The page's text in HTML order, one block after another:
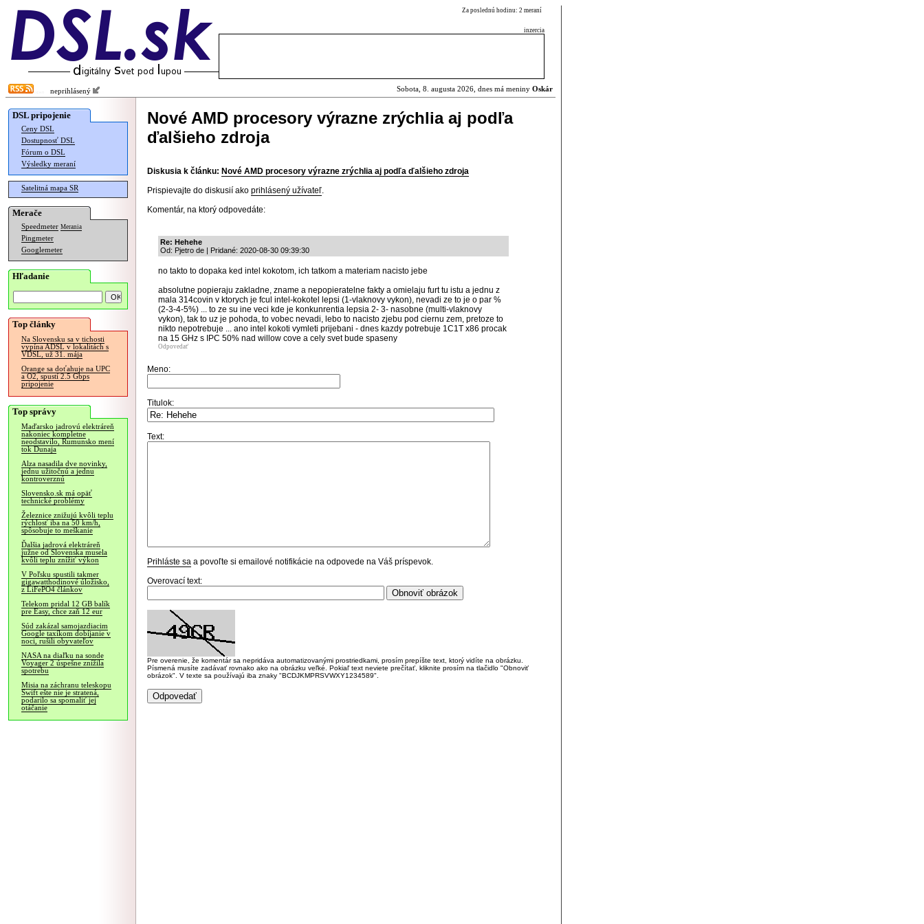
Za poslednú hodinu: 2 meraní
inzercia
neprihlásený Sobota, 8. augusta 2026, dnes má meniny Oskár
DSL pripojenie
Ceny DSL
Dostupnosť DSL
Fórum o DSL
Výsledky meraní
Satelitná mapa SR
Merače
Speedmeter Merania
Pingmeter
Googlemeter
Hľadanie
Top články
Na Slovensku sa v tichosti
vypína ADSL v lokalitách s
VDSL, už 31. mája
Orange sa doťahuje na UPC
a O2, spustí 2.5 Gbps
pripojenie
Top správy
Maďarsko jadrovú elektráreň
nakoniec kompletne
neodstavilo, Rumunsko mení
tok Dunaja
Alza nasadila dve novinky,
jednu užitočnú a jednu
kontroverznú
Slovensko.sk má opäť
technické problémy
Železnice znižujú kvôli teplu
rýchlosť iba na 50 km/h,
spôsobuje to meškanie
Ďalšia jadrová elektráreň
južne od Slovenska musela
kvôli teplu znížiť výkon
V Poľsku spustili takmer
gigawatthodinové úložisko,
z LiFePO4 článkov
Telekom pridal 12 GB balík
pre Easy, chce zaň 12 eur
Súd zakázal samojazdiacim
Google taxíkom dobíjanie v
noci, rušili obyvateľov
NASA na diaľku na sonde
Voyager 2 úspešne znížila
spotrebu
Misia na záchranu teleskopu
Swift ešte nie je stratená,
podarilo sa spomaliť jej
otáčanie
Nové AMD procesory výrazne zrýchlia aj podľa
ďalšieho zdroja
Diskusia k článku: Nové AMD procesory výrazne zrýchlia aj podľa ďalšieho zdroja
Prispievajte do diskusií ako prihlásený užívateľ.
Komentár, na ktorý odpovedáte:
Re: Hehehe
Od: Pjetro de | Pridané: 2020-08-30 09:39:30
no takto to dopaka ked intel kokotom, ich tatkom a materiam nacisto jebe
absolutne popieraju zakladne, zname a nepopieratelne fakty a omielaju furt tu istu a jednu z
mala 314covin v ktorych je fcul intel-kokotel lepsi (1-vlaknovy vykon), nevadi ze to je o par %
(2-3-4-5%) ... to ze su ine veci kde je konkunrentia lepsia 2- 3- nasobne (multi-vlaknovy
vykon), tak to uz je pohoda, to vobec nevadi, lebo to nacisto zjebu pod ciernu zem, pretoze to
nikto nepotrebuje ... ano intel kokoti vymleti prijebani - dnes kazdy potrebuje 1C1T x86 procak
na 15 GHz s IPC 50% nad willow cove a cely svet bude spaseny
Odpovedať
Meno:
Titulok:
Text:
Prihláste sa a povoľte si emailové notifikácie na odpovede na Váš príspevok.
Overovací text:
Pre overenie, že komentár sa nepridáva automatizovanými prostriedkami, prosím prepíšte text, ktorý vidíte na obrázku.
Písmená musíte zadávať rovnako ako na obrázku veľké. Pokiaľ text neviete prečítať, kliknite prosím na tlačidlo "Obnoviť
obrázok". V texte sa používajú iba znaky "BCDJKMPRSVWXY1234589".